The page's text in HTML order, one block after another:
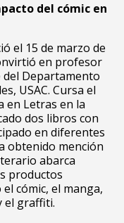
del cómic en
el 15 de marzo de
en profesor
Departamento
USAC. Cursa el
en Letras en la
dos libros con
en diferentes
obtenido mención
abarca
productos
cómic, el manga,
el graffiti.